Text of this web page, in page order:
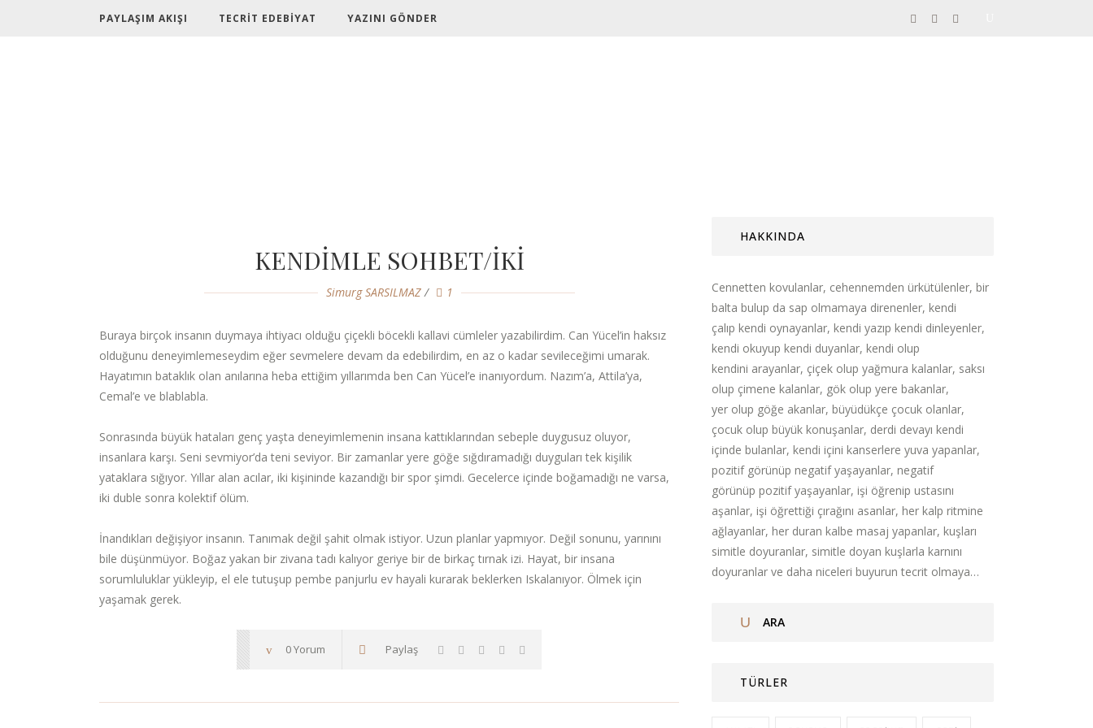
PAYLAŞIM AKIŞI TECRİT EDEBİYAT YAZINI GÖNDER
KENDİMLE SOHBET/İKİ
Simurg SARSILMAZ 1
Buraya birçok insanın duymaya ihtiyacı olduğu çiçekli böcekli kallavi cümleler yazabilirdim. Can Yücel’in haksız
olduğunu deneyimlemeseydim eğer sevmelere devam da edebilirdim, en az o kadar sevileceğimi umarak.
Hayatımın bataklık olan anılarına heba ettiğim yıllarımda ben Can Yücel’e inanıyordum. Nazım’a, Attila’ya,
Cemal’e ve blablabla.
Sonrasında büyük hataları genç yaşta deneyimlemenin insana kattıklarından sebeple duygusuz oluyor,
insanlara karşı. Seni sevmiyor’da teni seviyor. Bir zamanlar yere göğe sığdıramadığı duyguları tek kişilik
yataklara sığıyor. Yıllar alan acılar, iki kişininde kazandığı bir spor şimdi. Gecelerce içinde boğamadığı ne varsa,
iki duble sonra kolektif ölüm.
İnandıkları değişiyor insanın. Tanımak değil şahit olmak istiyor. Uzun planlar yapmıyor. Değil sonunu, yarınını
bile düşünmüyor. Boğaz yakan bir zivana tadı kalıyor geriye bir de birkaç tırnak izi. Hayat, bir insana
sorumluluklar yükleyip, el ele tutuşup pembe panjurlu ev hayali kurarak beklerken Iskalanıyor. Ölmek için
yaşamak gerek.
0 Yorum Paylaş
HAKKINDA
Cennetten kovulanlar, cehennemden ürkütülenler, bir
balta bulup da sap olmamaya direnenler, kendi
çalıp kendi oynayanlar, kendi yazıp kendi dinleyenler,
kendi okuyup kendi duyanlar, kendi olup
kendini arayanlar, çiçek olup yağmura kalanlar, saksı
olup çimene kalanlar, gök olup yere bakanlar,
yer olup göğe akanlar, büyüdükçe çocuk olanlar,
çocuk olup büyük konuşanlar, derdi devayı kendi
içinde bulanlar, kendi içini kanserlere yuva yapanlar,
pozitif görünüp negatif yaşayanlar, negatif
görünüp pozitif yaşayanlar, işi öğrenip ustasını
aşanlar, işi öğrettiği çırağını asanlar, her kalp ritmine
ağlayanlar, her duran kalbe masaj yapanlar, kuşları
simitle doyuranlar, simitle doyan kuşlarla karnını
doyuranlar ve daha niceleri buyurun tecrit olmaya…
TÜRLER